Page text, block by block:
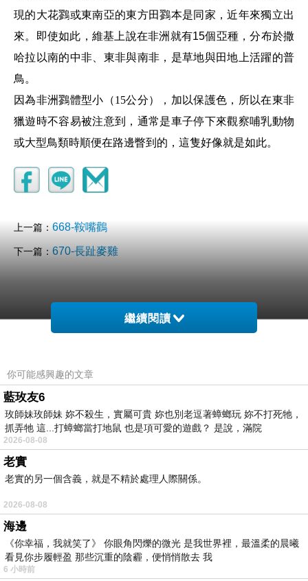
現的大花鷚或東南亞的東方田鷚本是同家，近年來獨立出
來。即使如此，維基上說在非洲就有15個亞種，分布於撒
哈拉以南的中非、東非與南非，是草地與田地上活躍的普
鳥。
因為非洲鷚體型小（15公分），加以保護色，所以在東非
獵遊時不容易被注意到，通常是車子停下來觀察哺乳動物
或大型鳥類時順便在路邊瞥到的，這隻好像就是如此。
上一篇： 668-鞍嘴鸛
下一篇： 670-長趾麥雞
繼續閱讀
你可能感興趣的文章
藍玫友6
玫師妹玫師妹 妳不殺生，實屬可貴 妳也別老逗著蟑螂玩 妳不打死牠，
抓弄牠 這...打蟑螂當打地鼠 也是項可愛的遊戲？ 是說，滿院
2026-08-08
老實
老實的另一個含義，就是不精於處理人際關係。
2026-08-08
海邊
《你幸福，我就笑了》 你眼角閃爍的微光 是我世界裡，最溫柔的晨曦
看見你步履輕盈 那些沉重的陰霾，便悄悄散去 我
6 小時前